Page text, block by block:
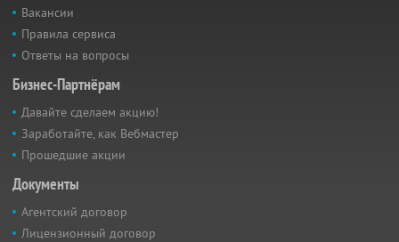
Вакансии
Правила сервиса
Ответы на вопросы
Бизнес-Партнёрам
Давайте сделаем акцию!
Заработайте, как Вебмастер
Прошедшие акции
Документы
Агентский договор
Лицензионный договор